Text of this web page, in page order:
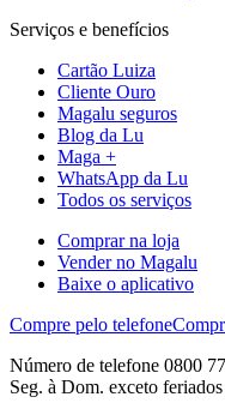
Serviços e benefícios
Cartão Luiza
Cliente Ouro
Magalu seguros
Blog da Lu
Maga +
WhatsApp da Lu
Todos os serviços
Comprar na loja
Vender no Magalu
Baixe o aplicativo
Compre pelo telefone
Número de telefone 0800
Seg. à Dom. exceto